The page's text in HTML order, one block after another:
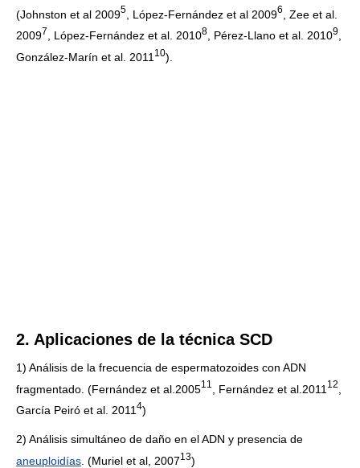
(Johnston et al 20095 , López-Fernández et al 20096
, Zee et al.
20097 , López-Fernández et al. 20108 , Pérez-Llano et al. 20109
González-Marín et al. 2011 1 0).
2. Aplicaciones de la técnica SCD
1) Análisis de la frecuencia de espermatozoides con ADN
fragmentado. (Fernández et al.20051 1 , Fernández et al.2011 1 2
García Peiró et al. 2011 4)
2) Análisis simultáneo de daño en el ADN y presencia de
aneuploidías . (Muriel et al, 20071 3)